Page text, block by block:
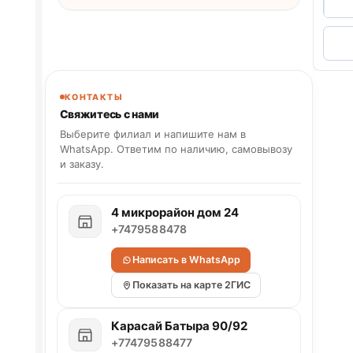
КОНТАКТЫ
Свяжитесь с нами
Выберите филиал и напишите нам в
WhatsApp. Ответим по наличию, самовывозу
и заказу.
4 микрорайон дом 24
+7479588478
Написать в WhatsApp
Показать на карте 2ГИС
Карасай Батыра 90/92
+77479588477